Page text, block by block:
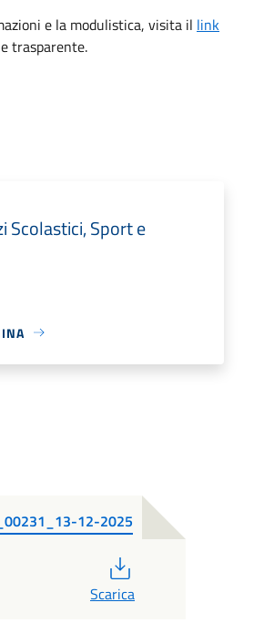
e la modulistica, visita il link
trasparente.
Scolastici, Sport e
12-2025
Scarica